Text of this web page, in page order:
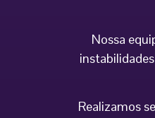
Nossa
Realizamos